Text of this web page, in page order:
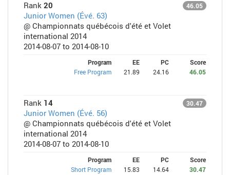
Rank 20 46.05
Junior Women (Évé. 63)
@ Championnats québécois d'été et Volet
international 2014
2014-08-07 to 2014-08-10
Program EE PC
Score
Free Program
21.89 24.16 46.05
Rank 14 30.47
Junior Women (Évé. 56)
@ Championnats québécois d'été et Volet
international 2014
2014-08-07 to 2014-08-10
Program EE PC
Score
Short Program
15.83 14.64 30.47